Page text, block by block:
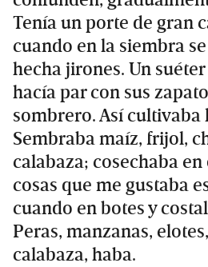
Tenía un porte de gran
cuando en la siembra
hecha jirones. Un
hacía par con sus
sombrero. Así cultivaba
Sembraba maíz, frijol,
calabaza; cosechaba
cosas que me gustaba
cuando en botes y
Peras, manzanas,
calabaza, haba.